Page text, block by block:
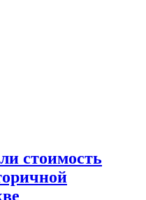
стоимость